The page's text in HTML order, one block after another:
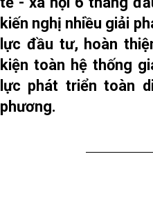
kiến nghị nhiều giải
lực đầu tư, hoàn
kiện toàn hệ thống
lực phát triển toàn
phương.